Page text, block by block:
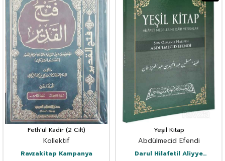
Feth'ül Kadir (2 Cilt)
Kollektif
Ravzakitap Kampanya
Yeşil Kitap
Abdülmecid Efendi
Darul Hilafetil Aliyye